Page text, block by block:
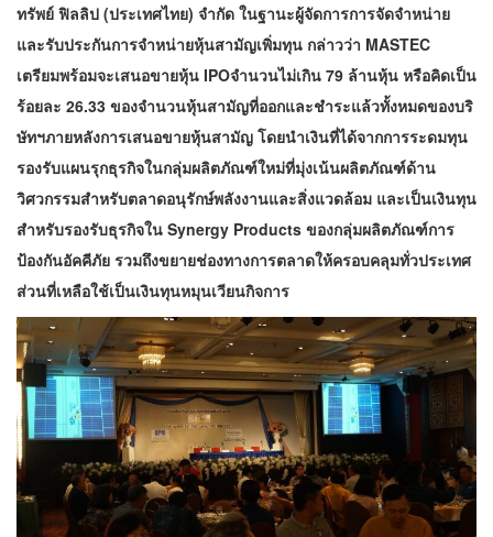
ทรัพย์ ฟิลลิป (ประเทศไทย) จำกัด ในฐานะผู้จัดการการจัดจำหน่าย
และรับประกันการจำหน่ายหุ้นสามัญเพิ่มทุน กล่าวว่า MASTEC
เตรียมพร้อมจะเสนอขายหุ้น IPOจำนวนไม่เกิน 79 ล้านหุ้น หรือคิดเป็น
ร้อยละ 26.33 ของจำนวนหุ้นสามัญที่ออกและชำระแล้วทั้งหมดของบริ
ษัทฯภายหลังการเสนอขายหุ้นสามัญ โดยนำเงินที่ได้จากการระดมทุน
รองรับแผนรุกธุรกิจในกลุ่มผลิตภัณฑ์ใหม่ที่มุ่งเน้นผลิตภัณฑ์ด้าน
วิศวกรรมสำหรับตลาดอนุรักษ์พลังงานและสิ่งแวดล้อม และเป็นเงินทุน
สำหรับรองรับธุรกิจใน Synergy Products ของกลุ่มผลิตภัณฑ์การ
ป้องกันอัคคีภัย รวมถึงขยายช่องทางการตลาดให้ครอบคลุมทั่วประเทศ
ส่วนที่เหลือใช้เป็นเงินทุนหมุนเวียนกิจการ